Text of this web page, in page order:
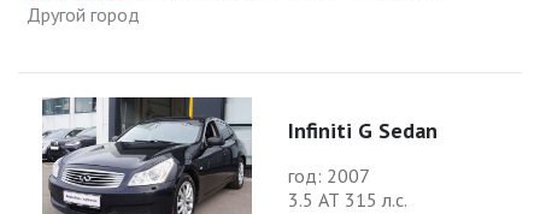
Другой город
Infiniti G Sedan
год: 2007
3.5 АТ 315 л.с.